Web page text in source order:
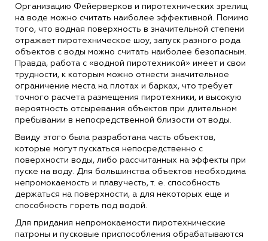
Организацию Фейерверков и пиротехнических зрелищ
на воде можно считать наиболее эффективной. Помимо
того, что водная поверхность в значительной степени
отражает пиротехническое шоу, запуск разного рода
объектов с воды можно считать наиболее безопасным.
Правда, работа с «водной пиротехникой» имеет и свои
трудности, к которым можно отнести значительное
ограничение места на плотах и барках, что требует
точного расчета размещения пиротехники, и высокую
вероятность отсыревания объектов при длительном
пребывании в непосредственной близости от воды.
Ввиду этого была разработана часть объектов,
которые могут пускаться непосредственно с
поверхности воды, либо рассчитанных на эффекты при
пуске на воду. Для большинства объектов необходима
непромокаемость и плавучесть, т. е. способность
держаться на поверхности, а для некоторых еще и
способность гореть под водой.
Для придания непромокаемости пиротехнические
патроны и пусковые приспособления обрабатываются